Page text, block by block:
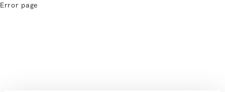
Error page